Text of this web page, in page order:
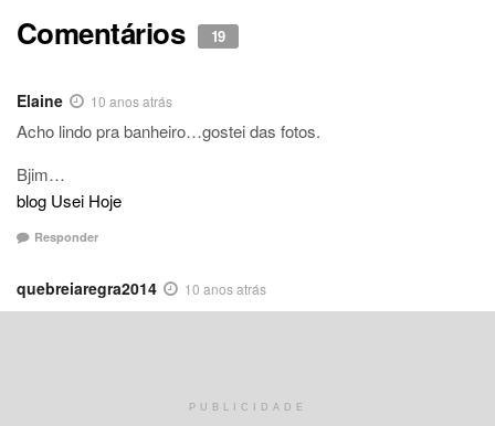
Comentários 19
Elaine 10 anos atrás
Acho lindo pra banheiro…gostei das fotos.
Bjim…
blog Usei Hoje
Responder
quebreiaregra2014 10 anos atrás
Preto e branco é uma das decorações que mais gosto e que se
http://www.quebreiaregra.com.br
PUBLICIDADE